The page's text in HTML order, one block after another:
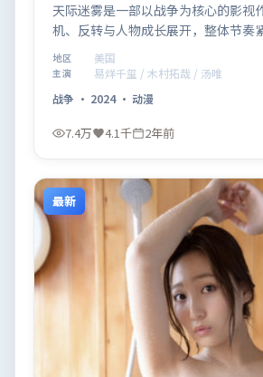
天际迷雾是一部以战争为核心的影视
机、反转与人物成长展开，整体节奏
观看。
地区 美国
主演
易烊千玺 / 木村拓哉 / 汤唯
战争 · 2024· 动漫
7.4万 4.1千 2年前
最新